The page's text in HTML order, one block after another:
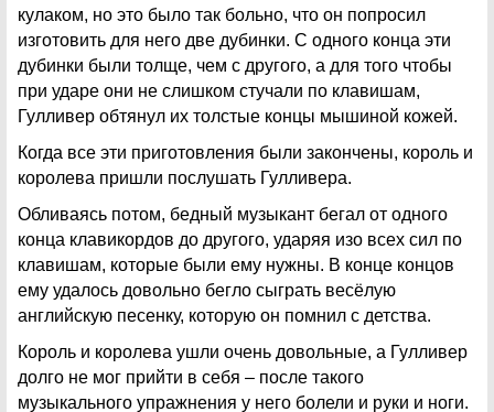
кулаком, но это было так больно, что он попросил
изготовить для него две дубинки. С одного конца эти
дубинки были толще, чем с другого, а для того чтобы
при ударе они не слишком стучали по клавишам,
Гулливер обтянул их толстые концы мышиной кожей.
Когда все эти приготовления были закончены, король и
королева пришли послушать Гулливера.
Обливаясь потом, бедный музыкант бегал от одного
конца клавикордов до другого, ударяя изо всех сил по
клавишам, которые были ему нужны. В конце концов
ему удалось довольно бегло сыграть весёлую
английскую песенку, которую он помнил с детства.
Король и королева ушли очень довольные, а Гулливер
долго не мог прийти в себя – после такого
музыкального упражнения у него болели и руки и ноги.